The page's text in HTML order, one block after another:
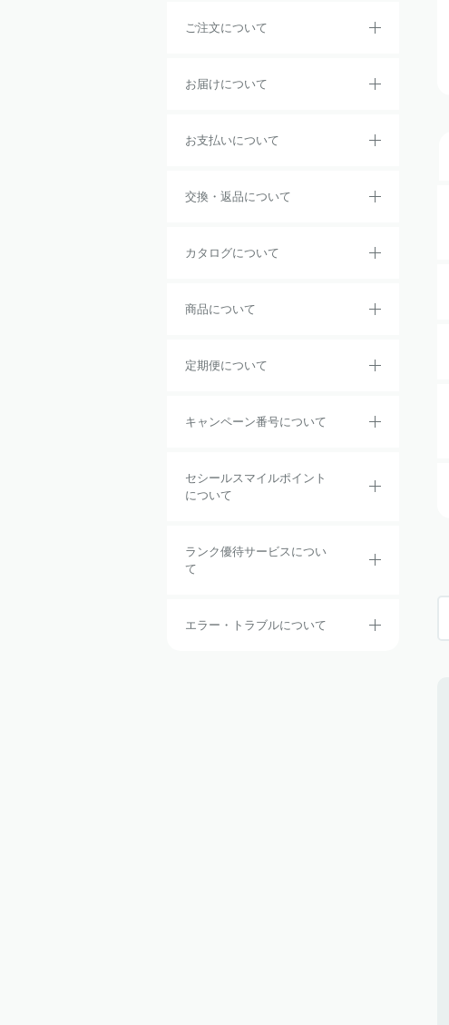
ご注文について
お届けについて
お支払いについて
交換・返品について
カタログについて
商品について
定期便について
キャンペーン番号について
セシールスマイルポイント
について
ランク優待サービスについ
て
エラー・トラブルについて